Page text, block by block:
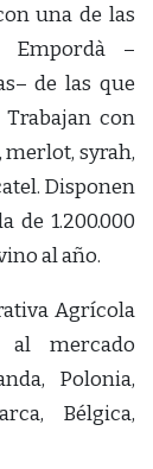
una de las
Empordà –
de las que
con
merlot, syrah,
Disponen
de 1.200.000
al año.
Agrícola
mercado
Polonia,
Bélgica,